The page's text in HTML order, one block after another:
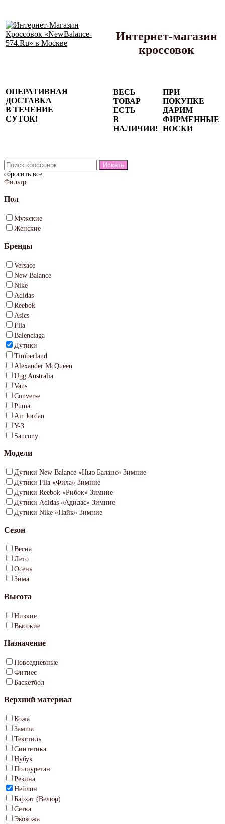
Интернет-магазин
кроссовок
ОПЕРАТИВНАЯ
ДОСТАВКА
В ТЕЧЕНИЕ
СУТОК!
ВЕСЬ
ТОВАР
ЕСТЬ
В
НАЛИЧИИ!
ПРИ
ПОКУПКЕ
ДАРИМ
ФИРМЕННЫЕ
НОСКИ
сбросить все
Фильтр
Пол
Мужские
Женские
Бренды
Versace
New Balance
Nike
Adidas
Reebok
Asics
Fila
Balenciaga
Дутики
Timberland
Alexander McQueen
Ugg Australia
Vans
Converse
Puma
Air Jordan
Y-3
Saucony
Модели
Дутики New Balance «Нью Баланс» Зимние
Дутики Fila «Фила» Зимние
Дутики Reebok «Рибок» Зимние
Дутики Adidas «Адидас» Зимние
Дутики Nike «Найк» Зимние
Сезон
Весна
Лето
Осень
Зима
Высота
Низкие
Высокие
Назначение
Повседневные
Фитнес
Баскетбол
Верхний материал
Кожа
Замша
Текстиль
Синтетика
Нубук
Полиуретан
Резина
Нейлон
Бархат (Велюр)
Сетка
Экокожа